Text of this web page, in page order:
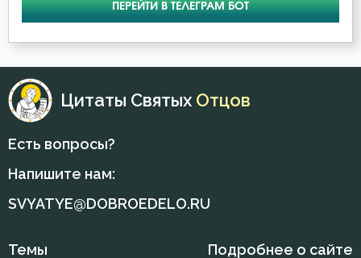
ПЕРЕЙТИ В ТЕЛЕГРАМ БОТ
Цитаты Святых Отцов
Есть вопросы?
Напишите нам:
SVYATYE@DOBROEDELO.RU
Темы
Подробнее о сайте